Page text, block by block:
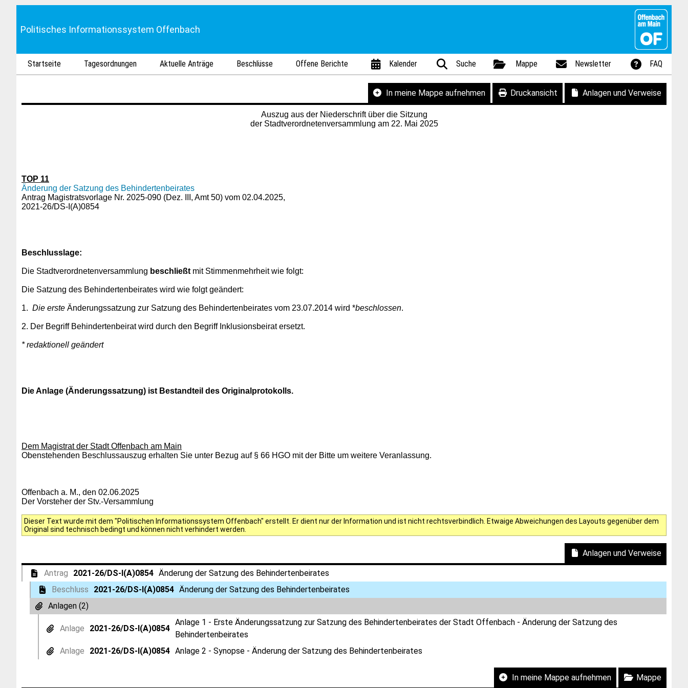
Politisches Informationssystem Offenbach
Startseite Tagesordnungen Aktuelle Anträge Beschlüsse Offene Berichte Kalender Suche Mappe Newsletter FAQ
In meine Mappe aufnehmen Druckansicht Anlagen und Verweise
Auszug aus der Niederschrift über die Sitzung
der Stadtverordnetenversammlung am 22. Mai 2025
TOP 11
Änderung der Satzung des Behindertenbeirates
Antrag Magistratsvorlage Nr. 2025-090 (Dez. III, Amt 50) vom 02.04.2025,
2021-26/DS-I(A)0854
Beschlusslage:
Die Stadtverordnetenversammlung beschließt mit Stimmenmehrheit wie folgt:
Die Satzung des Behindertenbeirates wird wie folgt geändert:
1. Die erste Änderungssatzung zur Satzung des Behindertenbeirates vom 23.07.2014 wird *beschlossen.
2. Der Begriff Behindertenbeirat wird durch den Begriff Inklusionsbeirat ersetzt.
* redaktionell geändert
Die Anlage (Änderungssatzung) ist Bestandteil des Originalprotokolls.
Dem Magistrat der Stadt Offenbach am Main
Obenstehenden Beschlussauszug erhalten Sie unter Bezug auf § 66 HGO mit der Bitte um weitere Veranlassung.
Offenbach a. M., den 02.06.2025
Der Vorsteher der Stv.-Versammlung
Dieser Text wurde mit dem "Politischen Informationssystem Offenbach" erstellt. Er dient nur der Information und ist nicht rechtsverbindlich. Etwaige Abweichungen des Layouts gegenüber dem
Original sind technisch bedingt und können nicht verhindert werden.
Anlagen und Verweise
Antrag 2021-26/DS-I(A)0854 Änderung der Satzung des Behindertenbeirates
Beschluss
2021-26/DS-I(A)0854 Änderung der Satzung des Behindertenbeirates
Anlagen (2)
Anlage 2021-26/DS-I(A)0854
Anlage 1 - Erste Änderungssatzung zur Satzung des Behindertenbeirates der Stadt Offenbach - Änderung der Satzung des
Behindertenbeirates
Anlage
2021-26/DS-I(A)0854 Anlage 2 - Synopse - Änderung der Satzung des Behindertenbeirates
In meine Mappe aufnehmen Mappe